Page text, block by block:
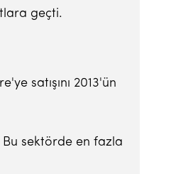
geçti.
satışını 2013'ün
Bu sektörde en fazla